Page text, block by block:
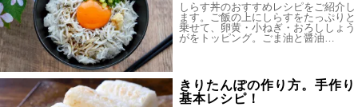
しらす丼のおすすめレシピをご紹介し
ます。ご飯の上にしらすをたっぷりと
乗せて、卵黄・小ねぎ・おろししょう
がをトッピング。ごま油と醤油…
きりたんぽの作り方。手作り
基本レシピ！